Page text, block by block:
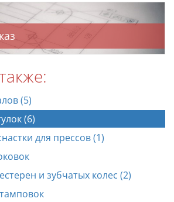
(5)
(6)
для прессов (1)
и зубчатых колес (2)